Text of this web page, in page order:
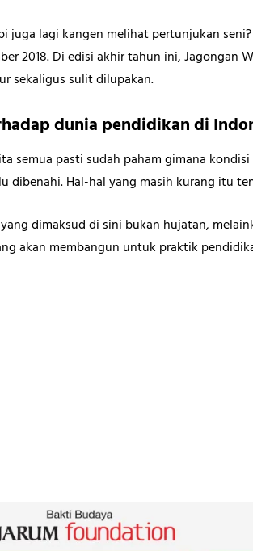
juga lagi kangen melihat pertunjukan
2018. Di edisi akhir tahun ini, Jagongan
sekaligus sulit dilupakan.
dunia pendidikan di
semua pasti sudah paham gimana
dibenahi. Hal-hal yang masih kurang itu
dimaksud di sini bukan hujatan,
akan membangun untuk praktik